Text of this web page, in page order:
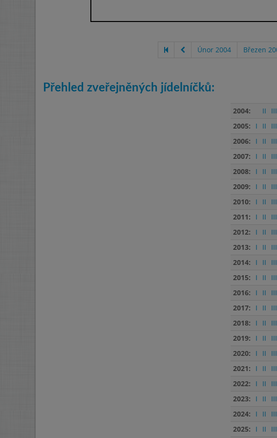
Únor 2004 Březen
Přehled zveřejněných jídelníčků:
2004: II III
2005:
I II III
2006:
I II III
2007:
I II III
2008:
I II III
2009:
I II III
2010:
I II III
2011:
I II III
2012:
I II III
2013:
I II III
2014:
I II III
2015:
I II III
2016:
I II III
2017:
I II III
2018:
I II III
2019:
I II III
2020:
I II III
2021:
I II III
2022:
I II III
2023:
I II III
2024:
I II III
2025:
I II III